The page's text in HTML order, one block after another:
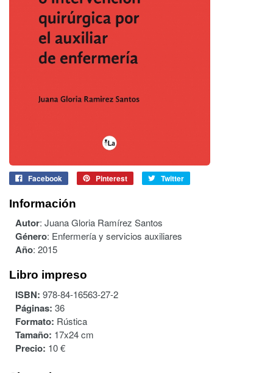
Facebook Pinterest Twitter
Información
Autor: Juana Gloria Ramírez Santos
Género: Enfermería y servicios auxiliares
Año: 2015
Libro impreso
ISBN: 978-84-16563-27-2
Páginas: 36
Formato: Rústica
Tamaño: 17x24 cm
Precio: 10 €